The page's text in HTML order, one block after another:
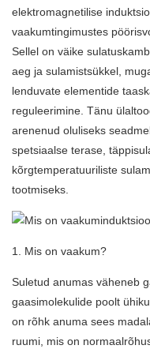
elektromagnetilise
vaakumtingimustes
Sellel on väike
aeg ja sulamistsükkel,
lenduvate elementide
reguleerimine. Tänu
arenenud oluliseks
spetsiaalse terase,
kõrgtemperatuuriliste
tootmiseks.
1. Mis on vaakum?
Suletud anumas väheneb
gaasimolekulide poolt
on rõhk anuma sees
ruumi, mis on